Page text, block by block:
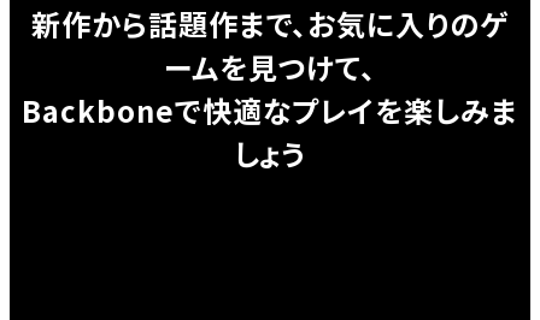
新作から話題作まで、お気に入りのゲ
ームを見つけて、
Backboneで快適なプレイを楽しみま
しょう